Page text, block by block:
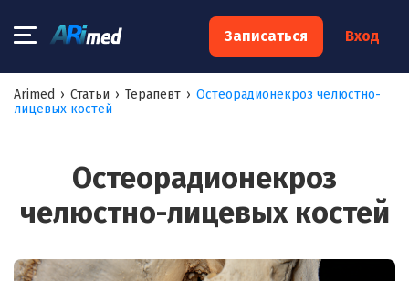
Записаться Вход
Arimed › Статьи › Терапевт › Остеорадионекроз челюстно-
лицевых костей
Остеорадионекроз
челюстно-лицевых костей
×
Запишитесь на консультацию к
Ваш телефон:*